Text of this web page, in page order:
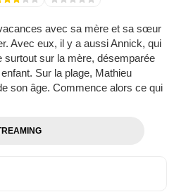
avec sa mère et sa sœur
Avec eux, il y a aussi Annick, qui
surtout sur la mère, désemparée
Sur la plage, Mathieu
son âge. Commence alors ce qui